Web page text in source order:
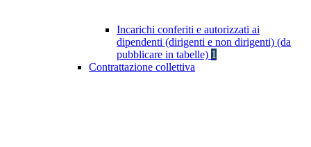
Incarichi conferiti e autorizzati ai
dipendenti (dirigenti e non dirigenti) (da
pubblicare in tabelle) 1
Contrattazione collettiva